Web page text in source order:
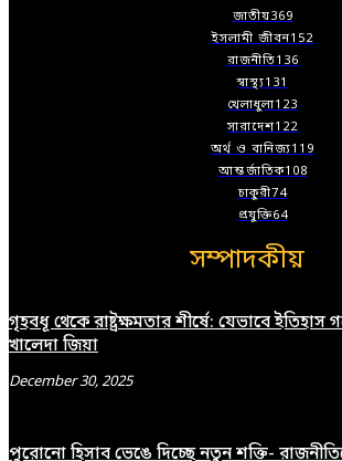
জাতীয়369
ইসলামী জীবন152
রাজনীতি136
স্বাস্থ্য131
খেলাধুলা123
সারাদেশ122
অর্থ ও বানিজ্য119
আন্তর্জাতিক108
চাকুরী74
প্রযুক্তি64
সম্পাদকীয়
গৃহবধূ থেকে রাষ্ট্রক্ষমতার শীর্ষে: যেভাবে
খালেদা জিয়া
December 30, 2025
পুরোনো হিসাব ভেঙে দিচ্ছে নতুন শক্তি-